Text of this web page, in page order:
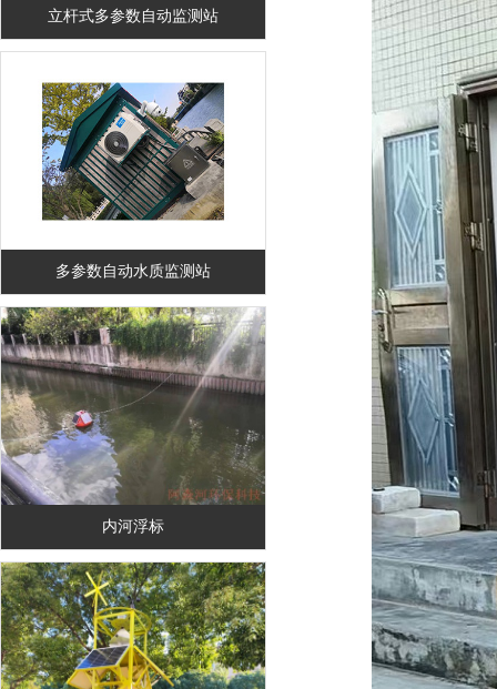
立杆式多参数自动监测站
多参数自动水质监测站
内河浮标